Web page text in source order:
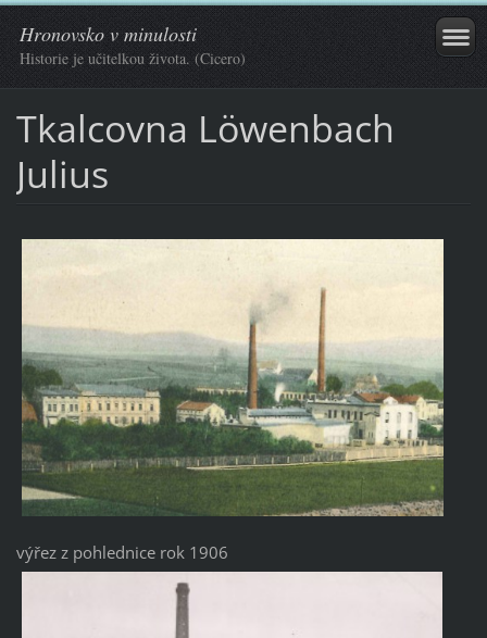
Hronovsko v minulosti
Historie je učitelkou života. (Cicero)
Tkalcovna Löwenbach
Julius
výřez z pohlednice rok 1906